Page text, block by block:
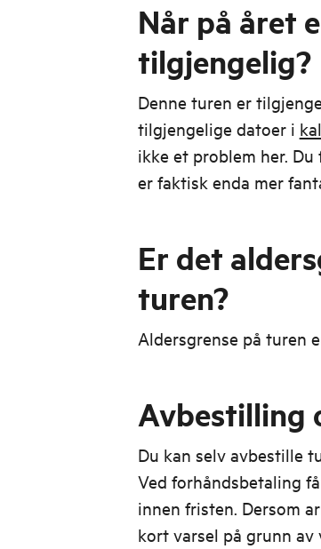
Når på året
tilgjengelig?
Denne turen er
tilgjengelige datoer i
ikke et problem her.
er faktisk enda mer
Er det
turen?
Aldersgrense på turen
Avbestilling
Du kan selv avbestille
Ved forhåndsbetaling
innen fristen. Dersom
kort varsel på grunn